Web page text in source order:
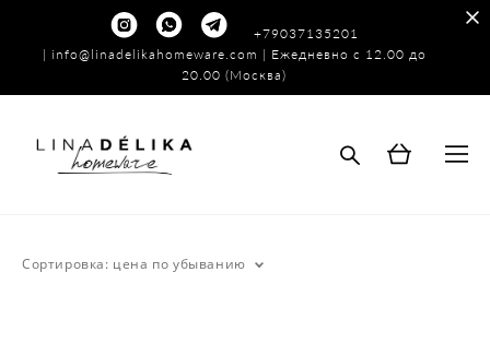
+79037135201
| info@linadelikahomeware.com | Ежедневно с 12.00 до
20.00 (Москва)
Сортировка: цена по убыванию